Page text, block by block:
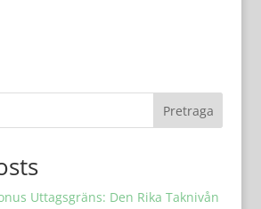
Pretraga
Uttagsgräns: Den Rika Taknivån